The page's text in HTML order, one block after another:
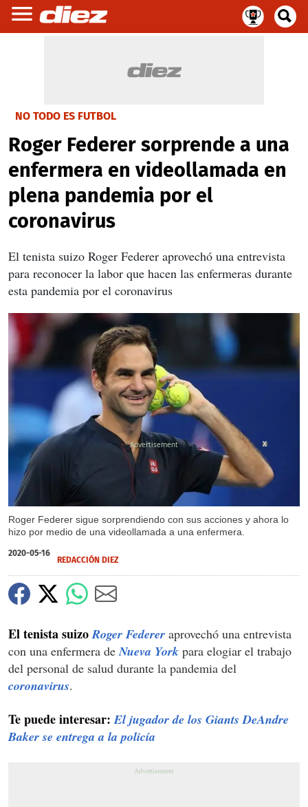
NO TODO ES FUTBOL
Roger Federer sorprende a una
enfermera en videollamada en
plena pandemia por el
coronavirus
El tenista suizo Roger Federer aprovechó una entrevista
para reconocer la labor que hacen las enfermeras durante
esta pandemia por el coronavirus
Roger Federer sigue sorprendiendo con sus acciones y ahora lo
hizo por medio de una videollamada a una enfermera.
X
2020-05-16
REDACCIÓN DIEZ
El tenista suizo Roger Federer aprovechó una entrevista
con una enfermera deNueva York para elogiar el trabajo
del personal de salud durante la pandemia del
coronavirus.
Te puede interesar:El jugador de los Giants DeAndre
Baker se entrega a la policía